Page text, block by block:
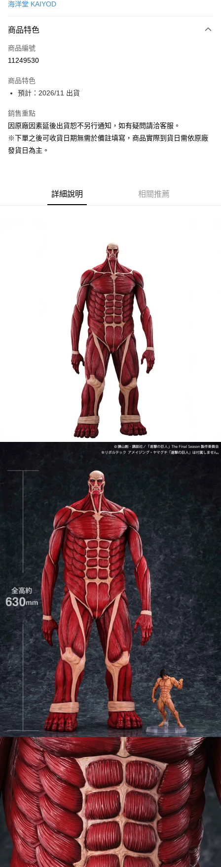
大哥付你分期
【大哥付你分期使用說明】
1.本服務由台灣大哥大提供，台灣大哥大用戶可立即使用無須另外申請。
流程，驗證手機門號後，選擇欲分期的期數、繳款截止日，確認付款後即完
成交易。
3.實際核准額度、可分期數及費用金額請依後續交易確認頁面所載為準。
消。如遇「轉專審核」未通過狀況，表示未達大哥付你分期系統評分，恕無
法說明評估內容。
【繳款方式說明】
1.分期款項不併入電信帳單，「大哥付你分期」於每月結算日後寄送繳費提
醒簡訊。
1.本服務係由「台灣大哥大股份有限公司」（以下簡稱本公司）所提供，讓
用戶於交易時，得透過本服務購買商品或服務，並由商店將買賣／分期付款
3.完整用戶服務條款，請詳閱以下連結：https://oppay.tw/userRule
ATM付款
運送方式
每筆NT$120，滿NT$3,000(含以上)免運費
預購-宅配(離島)(舊)
每筆NT$160，滿NT$3,000(含以上)免運費
海洋堂 KAIYOD
商品特色
商品編號
11249530
商品特色
預計：2026/11 出貨
銷售重點
因原廠因素延後出貨恕不另行通知，如有疑問請洽客服。
※下單之後可收貨日期無需於備註填寫，商品實際到貨日需依原廠
發貨日為主。
詳細說明 相關推薦